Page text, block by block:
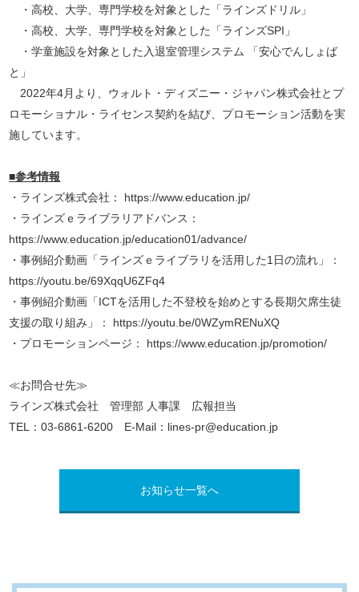
・高校、大学、専門学校を対象とした「ラインズドリル」
・高校、大学、専門学校を対象とした「ラインズSPI」
・学童施設を対象とした入退室管理システム 「安心でんしょば
と」
2022年4月より、ウォルト・ディズニー・ジャパン株式会社とプ
ロモーショナル・ライセンス契約を結び、プロモーション活動を実
施しています。
■参考情報
・ラインズ株式会社： https://www.education.jp/
・ラインズｅライブラリアドバンス：
https://www.education.jp/education01/advance/
・事例紹介動画「ラインズｅライブラリを活用した1日の流れ」：
https://youtu.be/69XqqU6ZFq4
・事例紹介動画「ICTを活用した不登校を始めとする長期欠席生徒
支援の取り組み」： https://youtu.be/0WZymRENuXQ
・プロモーションページ： https://www.education.jp/promotion/
≪お問合せ先≫
ラインズ株式会社 管理部 人事課 広報担当
TEL：03-6861-6200 E-Mail：lines-pr@education.jp
お知らせ一覧へ